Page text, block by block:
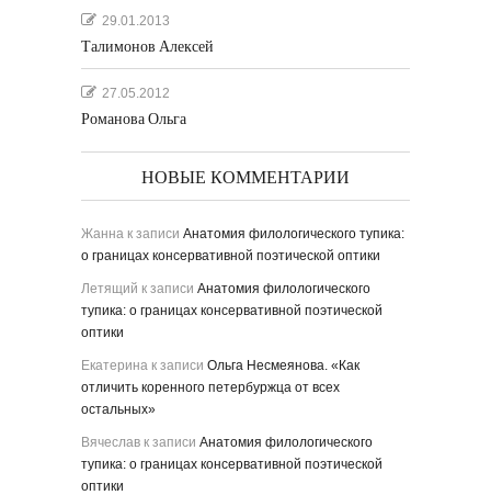
29.01.2013
Талимонов Алексей
27.05.2012
Романова Ольга
НОВЫЕ КОММЕНТАРИИ
Жанна к записи Анатомия филологического тупика:
о границах консервативной поэтической оптики
Летящий к записи Анатомия филологического
тупика: о границах консервативной поэтической
оптики
Екатерина к записи Ольга Несмеянова. «Как
отличить коренного петербуржца от всех
остальных»
Вячеслав к записи Анатомия филологического
тупика: о границах консервативной поэтической
оптики